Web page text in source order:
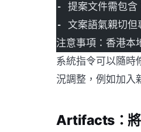
- 提案文件需包含
- 文案語氣親切但
注意事項：香港本
系統指令可以隨時
況調整，例如加入
Artifacts：將